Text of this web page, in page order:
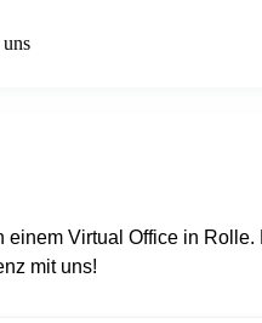
einem Virtual Office in
mit uns!